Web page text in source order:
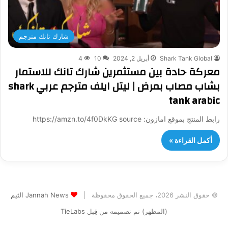
شارك تانك مترجم
Shark Tank Global أبريل 2, 2024 10
4
معركة حادة بين مستثمرين شارك تانك للاستمار
بشاب مصاب بمرض | ليتل ايلف مترجم عربي shark
tank arabic
رابط المنتج بموقع امازون: https://amzn.to/4f0DkKG source
أكمل القراءة »
© حقوق النشر 2026، جميع الحقوق محفوظة |
Jannah News الثيم
(المظهر) تم تصميمه من قِبل TieLabs